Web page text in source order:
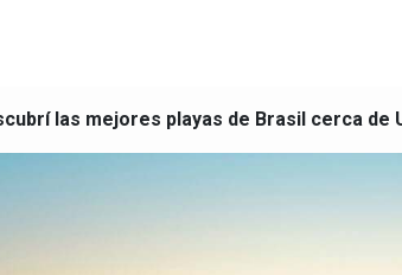
las mejores playas de Brasil cerca de